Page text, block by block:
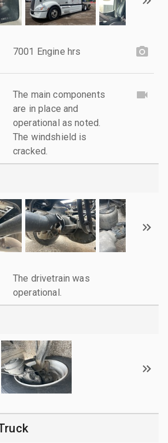
7001 Engine hrs
The main components
are in place and
operational as noted.
The windshield is
cracked.
The drivetrain was
operational.